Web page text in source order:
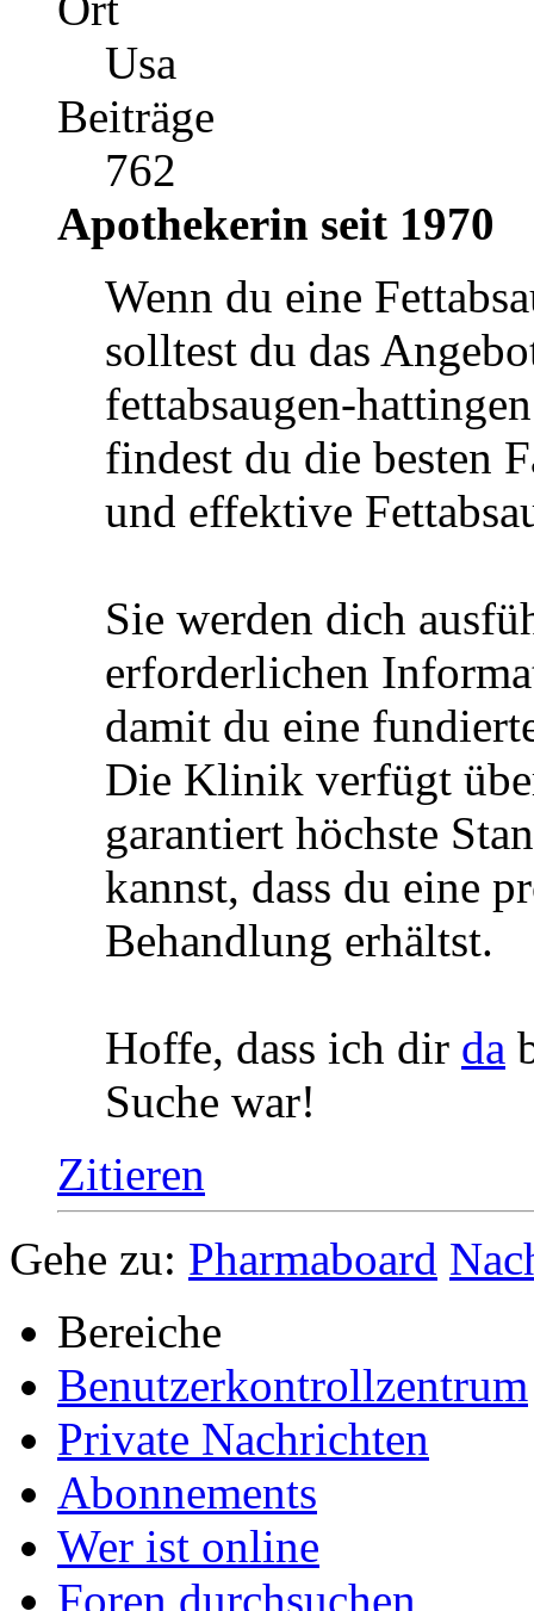
Registriert seit
06.04.2020
Ort
Usa
Beiträge
762
Apothekerin seit 1970
Wenn du eine
solltest du das
fettabsaugen-
und effektive
Sie werden dich
erforderlichen
damit du eine
Die Klinik verfügt
garantiert höchste
Behandlung erhältst.
Hoffe, dass ich dir
Suche war!
Gehe zu: Pharmaboard
Bereiche
Benutzerkontrollzentrum
Private Nachrichten